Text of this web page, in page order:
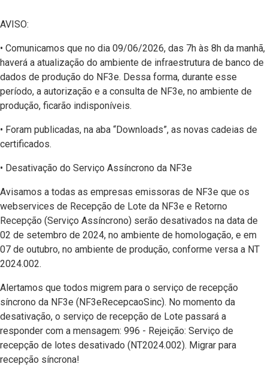
AVISO:
• Comunicamos que no dia 09/06/2026, das 7h às 8h da manhã,
haverá a atualização do ambiente de infraestrutura de banco de
dados de produção do NF3e. Dessa forma, durante esse
período, a autorização e a consulta de NF3e, no ambiente de
produção, ficarão indisponíveis.
• Foram publicadas, na aba “Downloads”, as novas cadeias de
certificados.
• Desativação do Serviço Assíncrono da NF3e
Avisamos a todas as empresas emissoras de NF3e que os
webservices de Recepção de Lote da NF3e e Retorno
Recepção (Serviço Assíncrono) serão desativados na data de
02 de setembro de 2024, no ambiente de homologação, e em
07 de outubro, no ambiente de produção, conforme versa a NT
2024.002.
Alertamos que todos migrem para o serviço de recepção
síncrono da NF3e (NF3eRecepcaoSinc). No momento da
desativação, o serviço de recepção de Lote passará a
responder com a mensagem: 996 - Rejeição: Serviço de
recepção de lotes desativado (NT2024.002). Migrar para
recepção síncrona!